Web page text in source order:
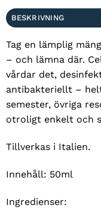
BESKRIVNING
Tag en lämplig
– och lämna där.
vårdar det,
antibakteriellt –
semester, övriga
otroligt enkelt och
Tillverkas i Italien.
Innehåll: 50ml
Ingredienser: